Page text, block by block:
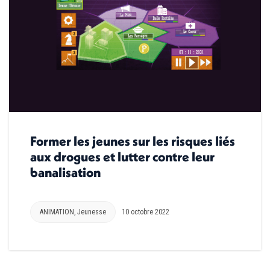
Former les jeunes sur les risques liés
aux drogues et lutter contre leur
banalisation
ANIMATION Jeunesse 10 octobre 2022